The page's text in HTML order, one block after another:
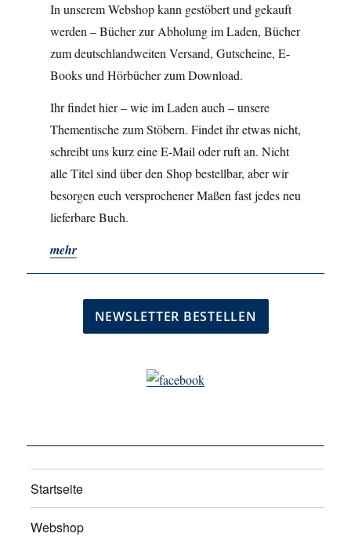
In unserem Webshop kann gestöbert und gekauft
werden – Bücher zur Abholung im Laden, Bücher
zum deutschlandweiten Versand, Gutscheine, E-
Books und Hörbücher zum Download.
Ihr findet hier – wie im Laden auch – unsere
Thementische zum Stöbern. Findet ihr etwas nicht,
schreibt uns kurz eine E-Mail oder ruft an. Nicht
alle Titel sind über den Shop bestellbar, aber wir
besorgen euch versprochener Maßen fast jedes neu
lieferbare Buch.
mehr
Startseite
Webshop